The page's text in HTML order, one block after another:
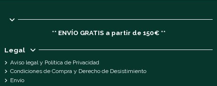
** ENVÍO GRATIS a partir de 150€ **
Legal
Aviso legal y Política de Privacidad
Condiciones de Compra y Derecho de Desistimiento
Envío